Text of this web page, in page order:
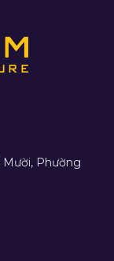
Phường